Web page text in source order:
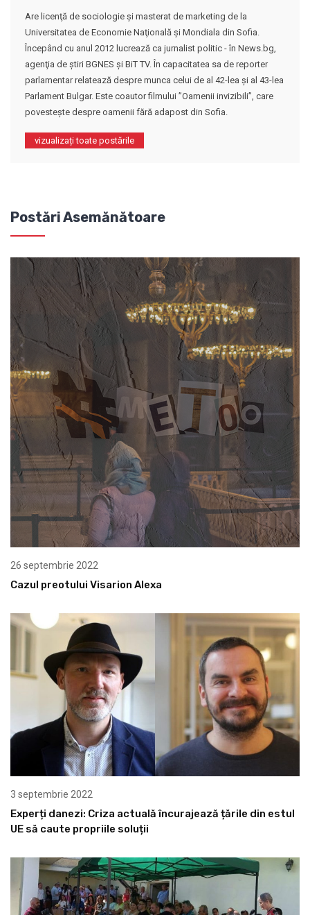
Are licenţă de sociologie şi masterat de marketing de la
Universitatea de Economie Naţională şi Mondiala din Sofia.
Începând cu anul 2012 lucrează ca jurnalist politic - în News.bg,
agenţia de ştiri BGNES şi BiT TV. În capacitatea sa de reporter
parlamentar relatează despre munca celui de al 42-lea şi al 43-lea
Parlament Bulgar. Este coautor filmului ”Oamenii invizibili”, care
povesteşte despre oamenii fără adapost din Sofia.
vizualizați toate postările
Postări Asemănătoare
26 septembrie 2022
Cazul preotului Visarion Alexa
3 septembrie 2022
Experți danezi: Criza actuală încurajează țările din estul
UE să caute propriile soluții